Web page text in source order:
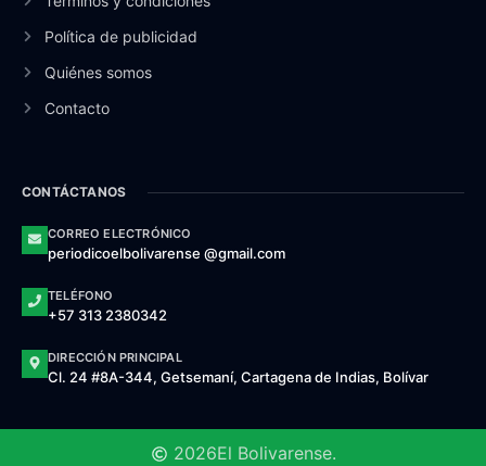
Política de publicidad
Quiénes somos
Contacto
CONTÁCTANOS
CORREO ELECTRÓNICO
periodicoelbolivarense @gmail.com
TELÉFONO
+57 313 2380342
DIRECCIÓN PRINCIPAL
Cl. 24 #8A-344, Getsemaní, Cartagena de Indias, Bolívar
2026El Bolivarense.